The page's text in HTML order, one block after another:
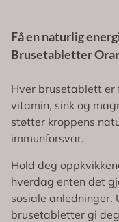
Få en naturlig
Brusetabletter
Hver brusetablett er
vitamin, sink og
støtter kroppens
immunforsvar.
Hold deg
hverdag enten det
sosiale anledninger.
brusetabletter gi